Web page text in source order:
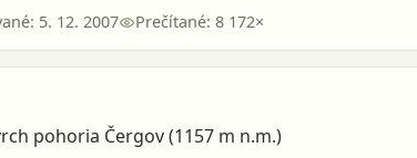
5. 12. 2007 Prečítané: 8 172×
pohoria Čergov (1157 m n.m.)